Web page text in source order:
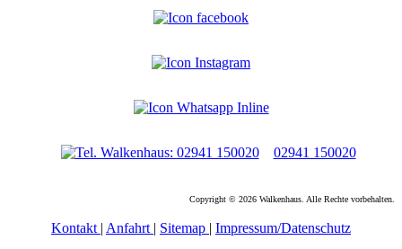
02941 150020
Copyright © 2026 Walkenhaus. Alle Rechte vorbehalten.
Kontakt | Anfahrt | Sitemap | Impressum/Datenschutz